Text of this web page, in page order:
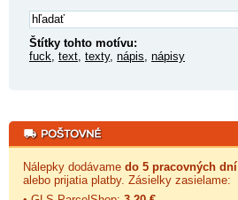
Štítky tohto motívu:
fuck text texty, nápis nápisy
Nálepky dodávame do 5 pracovných dní
alebo prijatia platby. Zásielky zasielame: